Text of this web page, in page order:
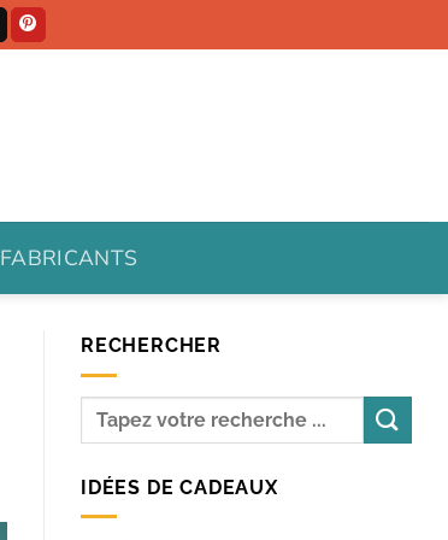
RECHERCHER
IDÉES DE CADEAUX